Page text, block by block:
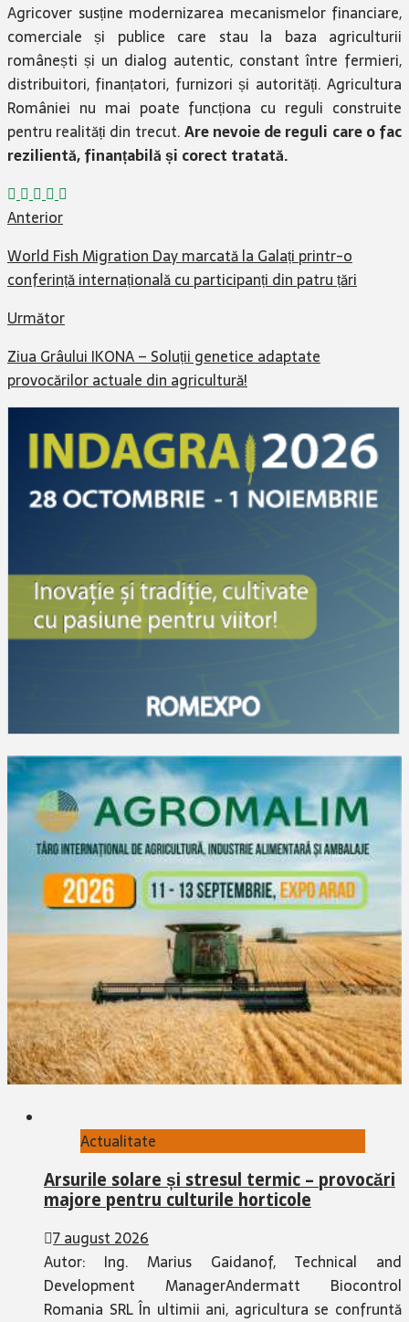
Agricover susține modernizarea mecanismelor financiare,
comerciale și publice care stau la baza agriculturii
românești și un dialog autentic, constant între fermieri,
distribuitori, finanțatori, furnizori și autorități. Agricultura
României nu mai poate funcționa cu reguli construite
pentru realități din trecut.Are nevoie de reguli care o fac
rezilientă, finanțabilă și corect tratată.
Anterior
World Fish Migration Day marcată la Galați printr-o
conferință internațională cu participanți din patru țări
Următor
Ziua Grâului IKONA – Soluții genetice adaptate
provocărilor actuale din agricultură!
Actualitate
Arsurile solare și stresul termic – provocări
majore pentru culturile horticole
7 august 2026
Autor: Ing. Marius Gaidanof, Technical and
Development ManagerAndermatt Biocontrol
Romania SRL În ultimii ani, agricultura se confruntă